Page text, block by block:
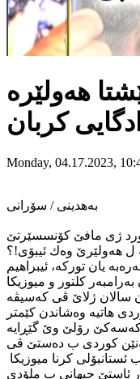
هه‌ولێره‌
كربان
Monday, 04.17.2023,
به‌هدینی / سۆرانی
ژی مافێ كۆنسسێرتێ
ل هه‌ولێرێ وه‌ك ئیبۆی!؟
یان توركه‌، ئیبراهیم
كلتور و میوزیكا
سالان ژلاێ ڤی كه‌سیڤه‌
هاتیه‌ وه‌شاندن كێمتر
كوردی ب ده‌ستێ ڤی
ئستانبۆلی كرنا میوزیكا
ئاستێ جیهانی ب ملۆدی